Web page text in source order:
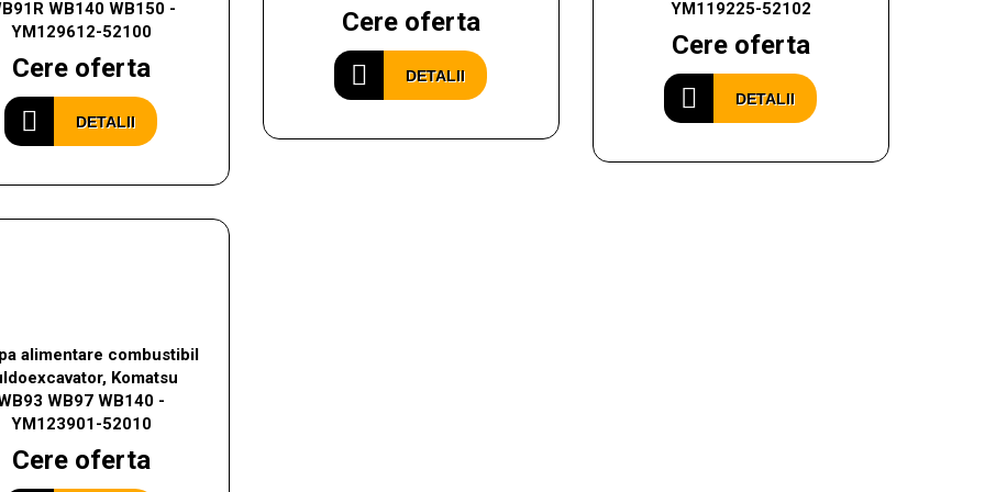
WB140 WB150 -
YM129612-52100
Cere oferta
DETALII
Cere oferta
DETALII
YM119225-52102
Cere oferta
DETALII
alimentare combustibil
Komatsu
WB97 WB140 -
YM123901-52010
Cere oferta